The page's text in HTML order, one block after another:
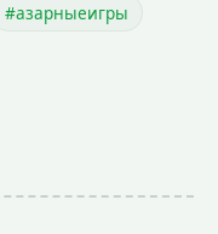
#азарныеигры